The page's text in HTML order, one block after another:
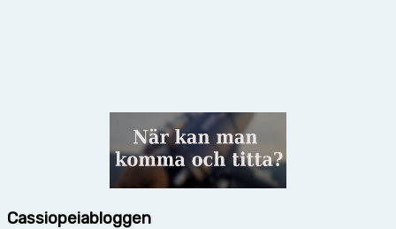
Cassiopeiabloggen